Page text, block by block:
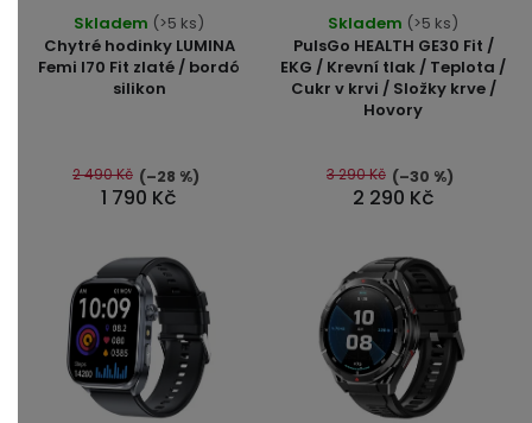
Chytré hodinky LUMINA
Femi I70 Fit zlaté / bordó
silikon
hodnocení
produktu
je
5
hvězdiček.
Skladem (>5 ks)
1 790 Kč
2 490 Kč (–28 %)
PulsGo HEALTH GE30 Fit /
EKG / Krevní tlak / Teplota /
Cukr v krvi / Složky krve /
Hovory
Skladem (>5 ks)
2 290 Kč
3 290 Kč (–30 %)